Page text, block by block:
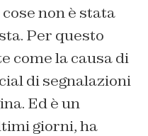
non è stata
Per questo
come la causa di
di segnalazioni
Ed è un
giorni, ha